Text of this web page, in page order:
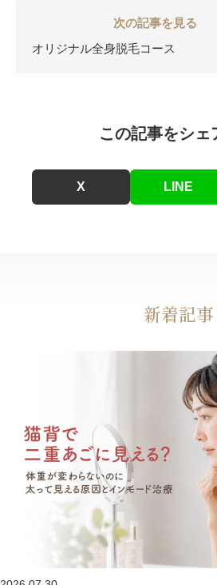
次の記事を見る
オリジナル全身脱毛コース
この記事をシェ
X LINE
新着記事